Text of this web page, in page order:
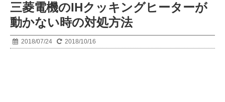
三菱電機のIHクッキングヒーターが
動かない時の対処方法
2018/07/24 2018/10/16